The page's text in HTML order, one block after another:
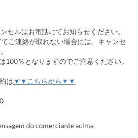
セルはお電話にてお知らせください。
ご連絡が取れない場合には、キャンセ
100％となりますのでご注意ください。
は ▼▼こちらから▼▼
do comerciante acima